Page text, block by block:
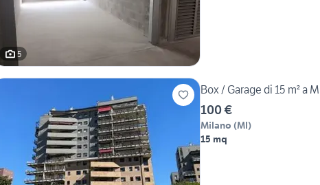
5
Box / Garage di 15 m² a
100 €
Milano (MI)
15 mq